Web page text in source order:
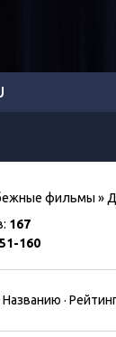
фильмы »
: 167
160
Названию ·